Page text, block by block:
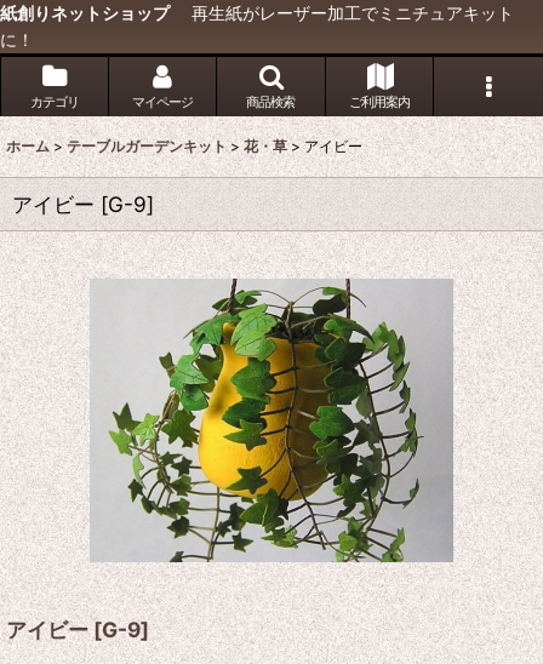
紙創りネットショップ再生紙がレーザー加工でミニチュアキット
に！
カテゴリ マイページ 商品検索 ご利用案内
ホーム > テーブルガーデンキット > 花・草 > アイビー
アイビー [G-9]
アイビー [G-9]